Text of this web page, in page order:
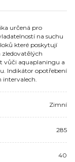
určená pro
na suchu
které poskytují
vůči aquaplaningu a
Indikátor opotřebení
Zimní
285
40